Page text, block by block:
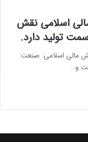
اسلامی نقش
تولید دارد.
مالی اسلامی: صنعت
و…